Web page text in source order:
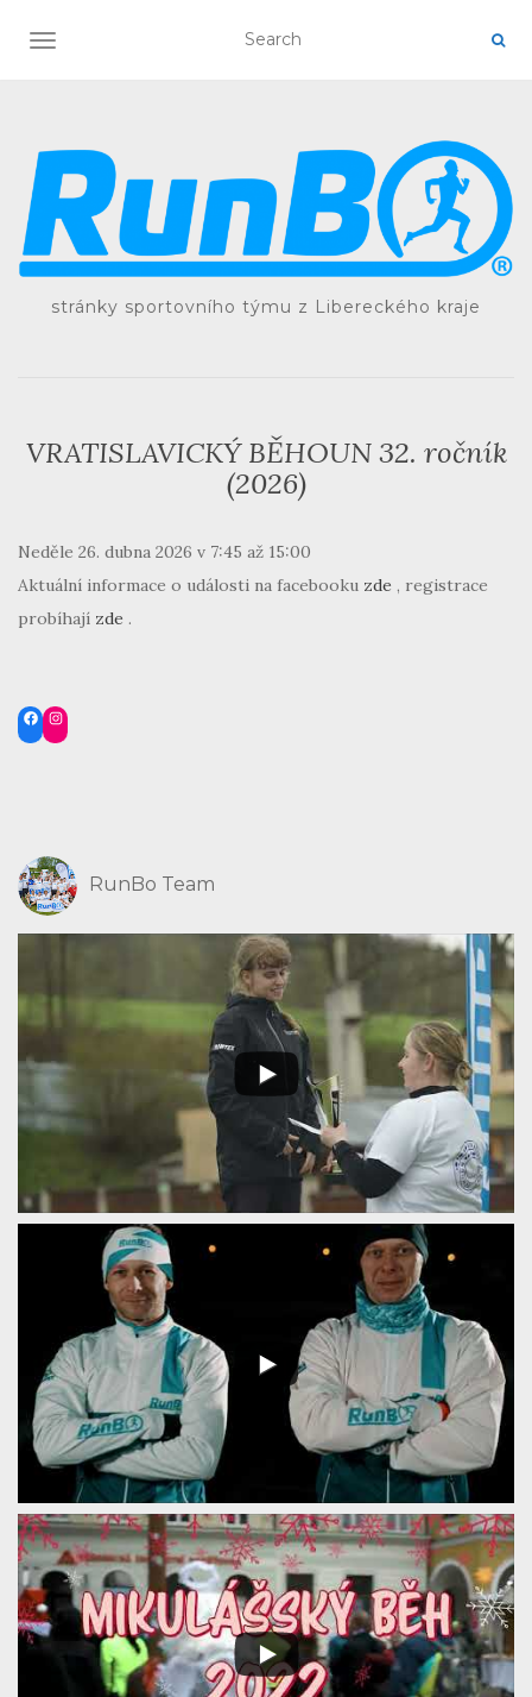
TOGGLE NAVIGATION
stránky sportovního týmu z Libereckého kraje
VRATISLAVICKÝ BĚHOUN 32. ročník
(2026)
Neděle 26. dubna 2026 v 7:45 až 15:00
Aktuální informace o události na facebooku zde , registrace
probíhají zde .
Facebook Instagram
RunBo Team